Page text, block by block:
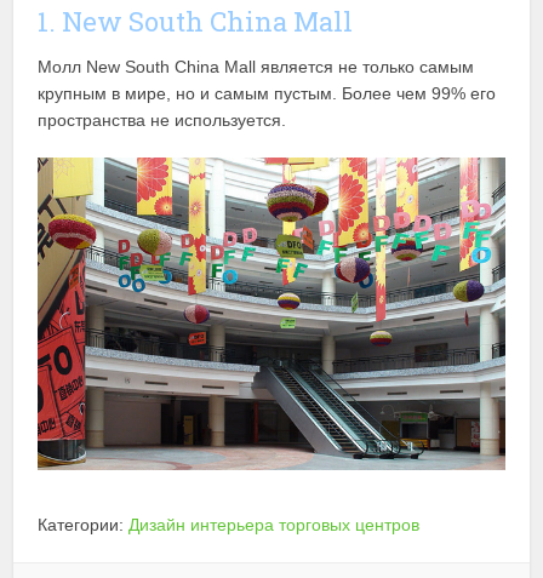
1. New South China Mall
Молл New South China Mall является не только самым
крупным в мире, но и самым пустым. Более чем 99% его
пространства не используется.
Категории:Дизайн интерьера торговых центров